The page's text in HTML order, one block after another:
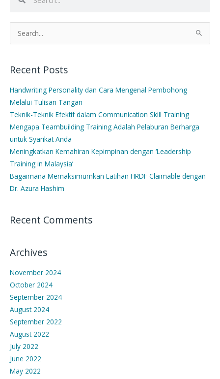
Search
for:
Recent Posts
Handwriting Personality dan Cara Mengenal Pembohong
Melalui Tulisan Tangan
Teknik-Teknik Efektif dalam Communication Skill Training
Mengapa Teambuilding Training Adalah Pelaburan Berharga
untuk Syarikat Anda
Meningkatkan Kemahiran Kepimpinan dengan ‘Leadership
Training in Malaysia’
Bagaimana Memaksimumkan Latihan HRDF Claimable dengan
Dr. Azura Hashim
Recent Comments
Archives
November 2024
October 2024
September 2024
August 2024
September 2022
August 2022
July 2022
June 2022
May 2022